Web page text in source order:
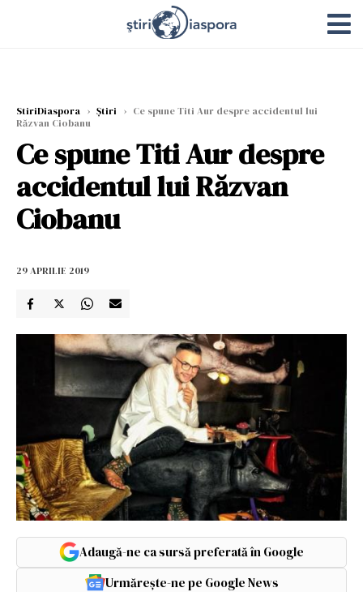
StiriDiaspora › Știri › Ce spune Titi Aur despre accidentul lui
Răzvan Ciobanu
Ce spune Titi Aur despre
accidentul lui Răzvan
Ciobanu
29 APRILIE 2019
Adaugă-ne ca sursă preferată în Google
Urmărește-ne pe Google News